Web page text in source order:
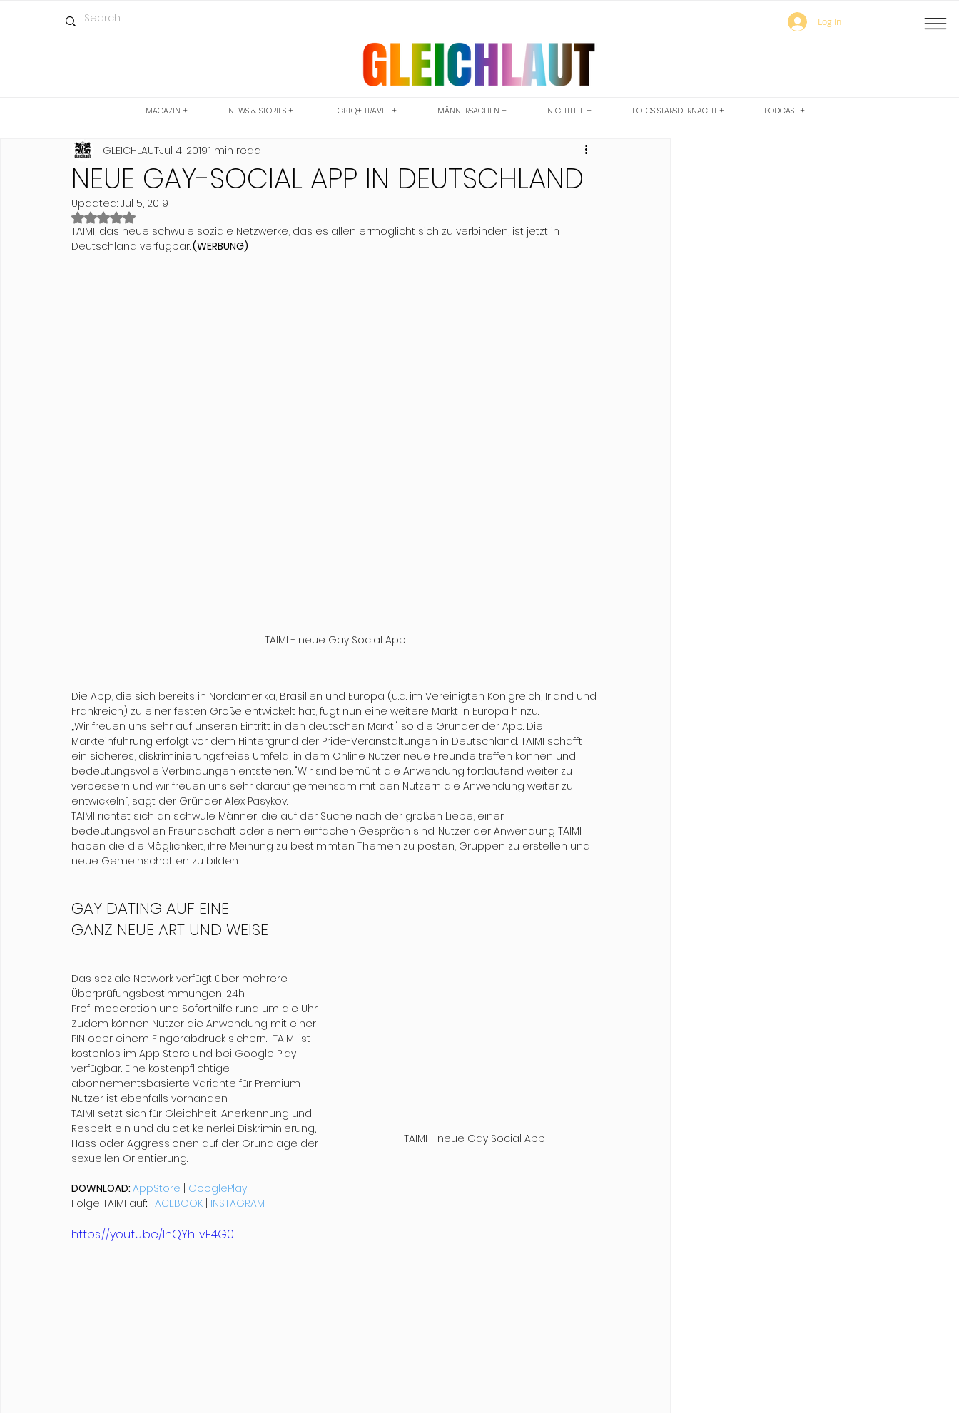
Log In
MAGAZIN + NEWS & STORIES + LGBTQ+ TRAVEL + MÄNNERSACHEN + NIGHTLIFE + FOTOS STARSDERNACHT + PODCAST +
NEUE GAY-SOCIAL APP IN DEUTSCHLAND
GLEICHLAUTJul 4, 20191 min read
Updated: Jul 5, 2019
Rated NaN out of 5 stars.
TAIMI, das neue schwule soziale Netzwerke, das es allen ermöglicht sich zu verbinden, ist jetzt in
Deutschland verfügbar. (WERBUNG)
TAIMI - neue Gay Social App
Die App, die sich bereits in Nordamerika, Brasilien und Europa (u.a. im Vereinigten Königreich, Irland und
Frankreich) zu einer festen Größe entwickelt hat, fügt nun eine weitere Markt in Europa hinzu.
„Wir freuen uns sehr auf unseren Eintritt in den deutschen Markt!" so die Gründer der App. Die
Markteinführung erfolgt vor dem Hintergrund der Pride-Veranstaltungen in Deutschland. TAIMI schafft
ein sicheres, diskriminierungsfreies Umfeld, in dem Online Nutzer neue Freunde treffen können und
bedeutungsvolle Verbindungen entstehen. "Wir sind bemüht die Anwendung fortlaufend weiter zu
verbessern und wir freuen uns sehr darauf gemeinsam mit den Nutzern die Anwendung weiter zu
entwickeln“, sagt der Gründer Alex Pasykov.
TAIMI richtet sich an schwule Männer, die auf der Suche nach der großen Liebe, einer
bedeutungsvollen Freundschaft oder einem einfachen Gespräch sind. Nutzer der Anwendung TAIMI
haben die die Möglichkeit, ihre Meinung zu bestimmten Themen zu posten, Gruppen zu erstellen und
neue Gemeinschaften zu bilden.
GAY DATING AUF EINE
GANZ NEUE ART UND WEISE
TAIMI - neue Gay Social App
Das soziale Network verfügt über mehrere
Überprüfungsbestimmungen, 24h
Profilmoderation und Soforthilfe rund um die Uhr.
Zudem können Nutzer die Anwendung mit einer
PIN oder einem Fingerabdruck sichern.  TAIMI ist
kostenlos im App Store und bei Google Play
verfügbar. Eine kostenpflichtige
abonnementsbasierte Variante für Premium-
Nutzer ist ebenfalls vorhanden.
TAIMI setzt sich für Gleichheit, Anerkennung und
Respekt ein und duldet keinerlei Diskriminierung,
Hass oder Aggressionen auf der Grundlage der
sexuellen Orientierung.
DOWNLOAD: AppStore | GooglePlay
Folge TAIMI auf: FACEBOOK | INSTAGRAM
https://youtu.be/lnQYhLvE4G0